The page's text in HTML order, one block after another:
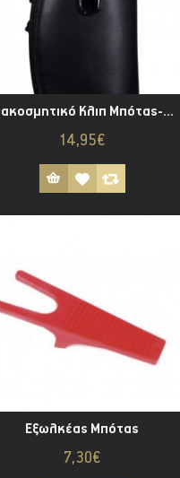
Διακοσμητικό Κλιπ Μπότας-Sofia-
14,95€
Εξωλκέας Μπότας
7,30€